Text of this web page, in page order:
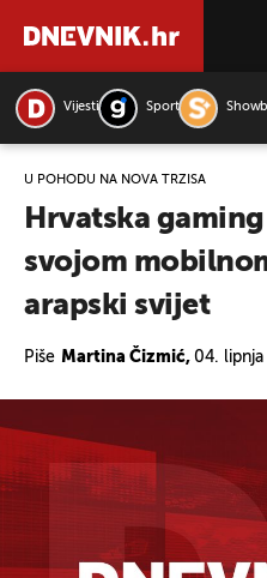
Vijesti Sport
U POHODU NA NOVA TRŽIŠA
Hrvatska
svojom
arapski svijet
Piše Martina Čizmić, 04. lipnja
PRETRAŽITE VIJESTI